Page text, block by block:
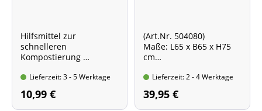
Hilfsmittel zur
schnelleren
Kompostierung
Inhalt
Lieferzeit: 3 - 5 Werktage
10,99 €
(Art.Nr. 504080)
Maße: L65 x B65 x H75
cm
beständig
Inhalt 320 Liter
Lieferzeit: 2 - 4 Werktage
39,95 €